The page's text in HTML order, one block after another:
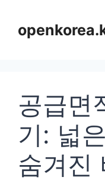
공급면
기: 넓
숨겨진